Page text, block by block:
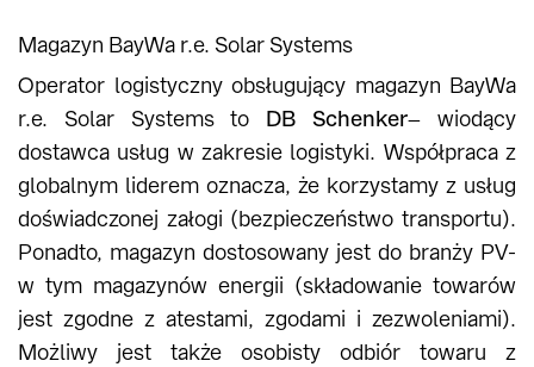
Magazyn BayWa r.e. Solar Systems
Operator logistyczny obsługujący magazyn BayWa
r.e. Solar Systems to DB Schenker– wiodący
dostawca usług w zakresie logistyki. Współpraca z
globalnym liderem oznacza, że korzystamy z usług
doświadczonej załogi (bezpieczeństwo transportu).
Ponadto, magazyn dostosowany jest do branży PV-
w tym magazynów energii (składowanie towarów
jest zgodne z atestami, zgodami i zezwoleniami).
Możliwy jest także osobisty odbiór towaru z